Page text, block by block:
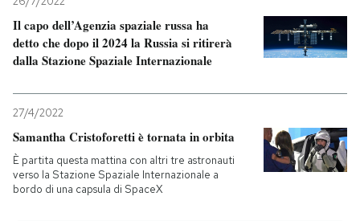
Il capo dell’Agenzia spaziale russa ha
detto che dopo il 2024 la Russia si ritirerà
dalla Stazione Spaziale Internazionale
27/4/2022
Samantha Cristoforetti è tornata in orbita
È partita questa mattina con altri tre astronauti
verso la Stazione Spaziale Internazionale a
bordo di una capsula di SpaceX